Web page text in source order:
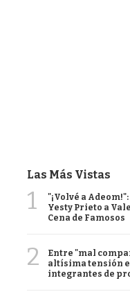
Las Más Vistas
1
"¡Volvé a
Yesty Prieto a
Cena de Famosos
2
Entre "mal
altísima tensión
integrantes de